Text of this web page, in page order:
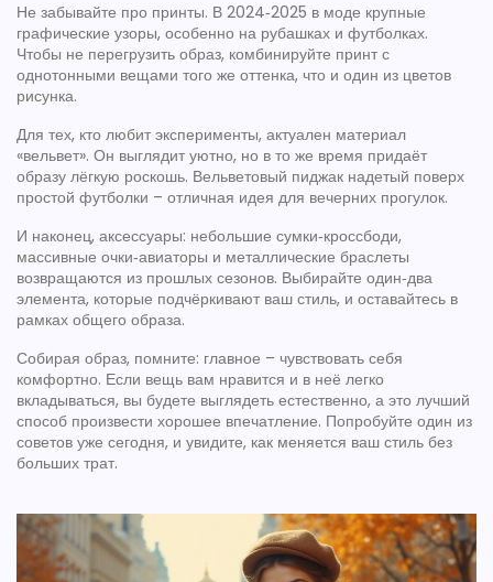
Не забывайте про принты. В 2024‑2025 в моде крупные
графические узоры, особенно на рубашках и футболках.
Чтобы не перегрузить образ, комбинируйте принт с
однотонными вещами того же оттенка, что и один из цветов
рисунка.
Для тех, кто любит эксперименты, актуален материал
«вельвет». Он выглядит уютно, но в то же время придаёт
образу лёгкую роскошь. Вельветовый пиджак надетый поверх
простой футболки – отличная идея для вечерних прогулок.
И наконец, аксессуары: небольшие сумки‑кроссбоди,
массивные очки‑авиаторы и металлические браслеты
возвращаются из прошлых сезонов. Выбирайте один‑два
элемента, которые подчёркивают ваш стиль, и оставайтесь в
рамках общего образа.
Собирая образ, помните: главное – чувствовать себя
комфортно. Если вещь вам нравится и в неё легко
вкладываться, вы будете выглядеть естественно, а это лучший
способ произвести хорошее впечатление. Попробуйте один из
советов уже сегодня, и увидите, как меняется ваш стиль без
больших трат.